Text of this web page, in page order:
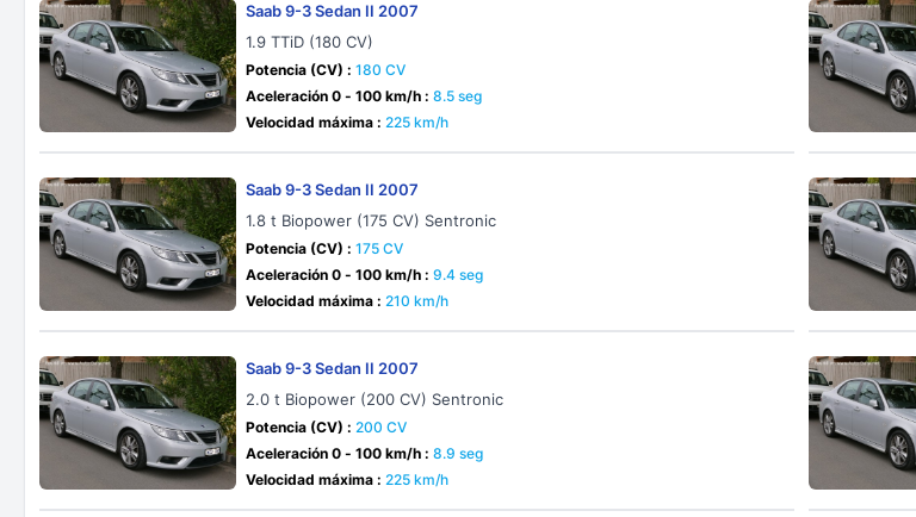
Saab 9-3 Sedan II 2007
1.9 TTiD (180 CV)
Potencia (CV) : 180 CV
Aceleración 0 - 100 km/h : 8.5 seg
Velocidad máxima : 225 km/h
Saab 9-3 Sedan II 2007
1.8 t Biopower (175 CV) Sentronic
Potencia (CV) : 175 CV
Aceleración 0 - 100 km/h : 9.4 seg
Velocidad máxima : 210 km/h
Saab 9-3 Sedan II 2007
2.0 t Biopower (200 CV) Sentronic
Potencia (CV) : 200 CV
Aceleración 0 - 100 km/h : 8.9 seg
Velocidad máxima : 225 km/h